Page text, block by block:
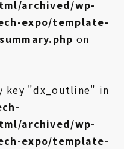
archived/wp-
expo/template-
on
key "dx_outline" in
archived/wp-
expo/template-